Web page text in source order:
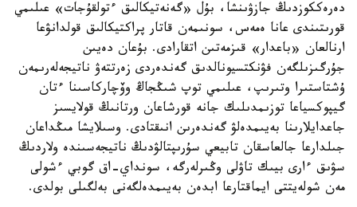
دەرەككوزدىڭ جازۋىنشا، بۇل «گەنەتيكالىق ءتولقۇجات» عىلىمي
قورىتىندى عانا ەمەس، سونىمەن قاتار پراكتيكالىق قولدانۋعا
ارنالعان «باعدار» قىزمەتىن اتقارادى. بۇعان دەيىن
جۇرگىزىلگەن فۋنكتسيونالدىق گەندەردى زەرتتەۋ ناتيجەلەرىمەن
ۇشتاستىرا وتىرىپ، عىلىمي توپ شىڭجاڭ وۆچاركاسىنا ءتان
گيپوكسياعا توزىمدىلىك جانە قورشاعان ورتانىڭ قولايسىز
جاعدايلارىنا بەيىمدەلۋ گەندەرىن انىقتادى. وسىلايشا مىڭداعان
جىلدارعا جالعاسقان تابيعي سۇرىپتالۋدىڭ ناتيجەسىندە ولاردىڭ
سۋىق ءارى بيىك تاۋلى وڭىرلەرگە، سونداي-اق گوبي ءشولى
مەن شولەيتتى ايماقتارعا ابدەن بەيىمدەلگەنى بەلگىلى بولدى.